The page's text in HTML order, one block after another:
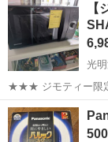
価格より7%OFF)で
お伝えください...
【
光
★★★ ジモティー限定価格
「ジモティーを見た
価格より7%OFF)で
お伝えください...
大阪 和泉市